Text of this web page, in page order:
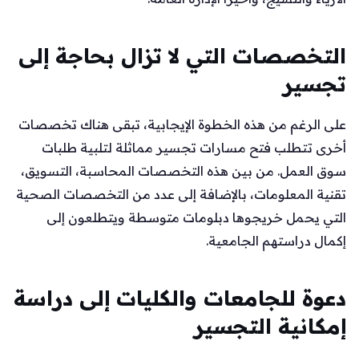
التخصصات التي لا تزال بحاجة إلى
تجسير
على الرغم من هذه الخطوة الإيجابية، تبقى هناك تخصصات
أخرى تتطلب فتح مسارات تجسير مماثلة لتلبية طلبات
سوق العمل. من بين هذه التخصصات المحاسبة، التسويق،
تقنية المعلومات، بالإضافة إلى عدد من التخصصات الصحية
التي يحمل خريجوها دبلومات متوسطة ويتطلعون إلى
إكمال دراستهم الجامعية.
دعوة للجامعات والكليات إلى دراسة
إمكانية التجسير